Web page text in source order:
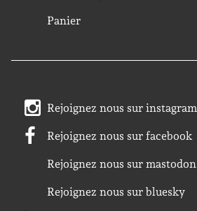
Panier
Rejoignez nous sur instagram
Rejoignez nous sur facebook
Rejoignez nous sur mastodon
Rejoignez nous sur bluesky